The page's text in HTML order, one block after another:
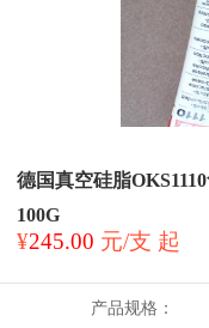
德国真空硅脂
100G
¥245.00 元/支 起
产品规格：